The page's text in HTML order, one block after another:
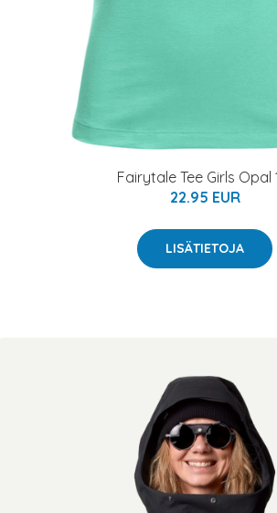
Fairytale Tee Girls Opal
22.95 EUR
LISÄTIETOJA